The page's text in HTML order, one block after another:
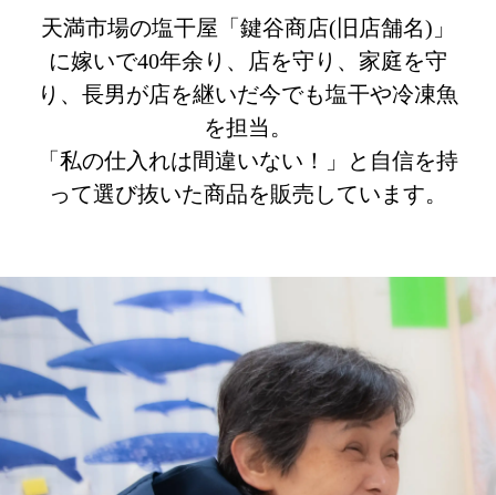
天満市場の塩干屋「鍵谷商店(旧店舗名)」
に嫁いで40年余り、店を守り、家庭を守
り、長男が店を継いだ今でも塩干や冷凍魚
を担当。
「私の仕入れは間違いない！」と自信を持
って選び抜いた商品を販売しています。